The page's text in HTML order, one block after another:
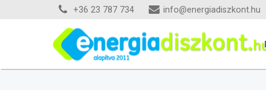
+36 23 787 734 info@energiadiszkont.hu